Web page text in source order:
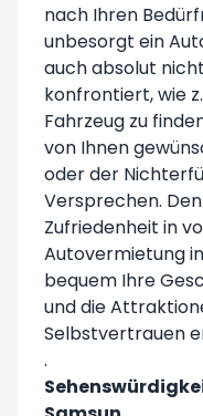
nach Ihren
unbesorgt ein
auch absolut
konfrontiert, wie
Fahrzeug zu
von Ihnen
oder der
Versprechen.
Zufriedenheit in
Autovermietung
bequem Ihre
und die
Selbstvertrauen
.